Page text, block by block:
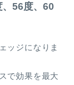
56度、60
ッジになりま
で効果を最大